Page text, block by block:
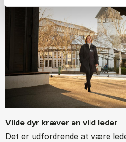
Vil­de dyr kræ­ver en vild le­der
Det er udfordrende at være